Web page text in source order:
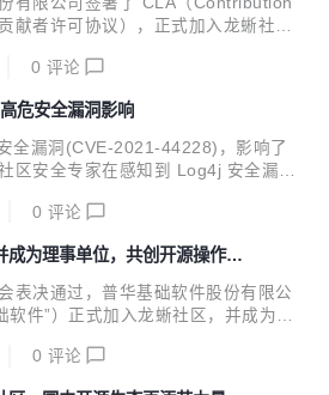
献者许可协议），正式加入龙蜥社区
体安全解决方案服务商，为国内大型
操作系统安全增强、系统软件定制、
关服务。 龙蜥（OpenAnolis）是国
区，由国内外主流操作系统、芯片、
在构建一个开源、中立、开放的 Linu
平台。 凝思软件副总经理...
0 评论
危安全漏洞影响
全漏洞(CVE-2021-44228)，影响了
区安全专家在感知到 Log4j 安全漏洞
2021-44228 的影响，并已在龙蜥社
0 评论
成为理事单位，共创开源操作系
表决通过，普华基础软件股份有限公
软件”）正式加入龙蜥社区，并成为社
，是国内率先可提供从实时嵌入式操
0 评论